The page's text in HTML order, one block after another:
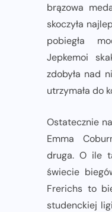
brązowa
skoczyła
pobiegła
Jepkemoi
zdobyła nad
utrzymała do
Ostatecznie
Emma
druga. O ile
świecie
Frerichs to
studenckiej